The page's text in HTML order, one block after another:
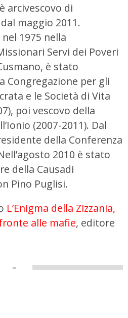
arcivescovo di
maggio 2011.
1975 nella
Servi dei Poveri
è stato
Congregazione per gli
e le Società di Vita
poi vescovo della
(2007-2011). Dal
della Conferenza
2010 è stato
della Causadi
Pino Puglisi.
L’Enigma della Zizzania,
alle mafie, editore
–